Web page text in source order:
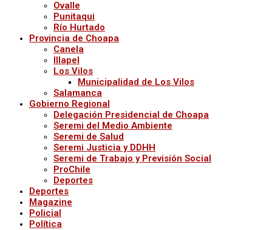
Ovalle
Punitaqui
Río Hurtado
Provincia de Choapa
Canela
Illapel
Los Vilos
Municipalidad de Los Vilos
Salamanca
Gobierno Regional
Delegación Presidencial de Choapa
Seremi del Medio Ambiente
Seremi de Salud
Seremi Justicia y DDHH
Seremi de Trabajo y Previsión Social
ProChile
Deportes
Deportes
Magazine
Policial
Política